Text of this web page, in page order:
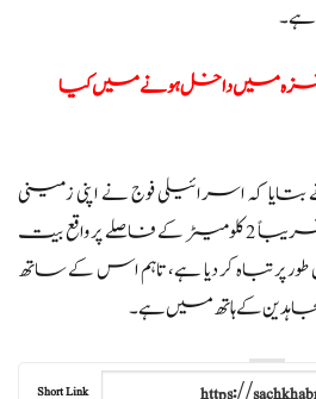
ہے۔
کو غزہ میں داخل ہونے میں کیا
بتایا کہ اسرائیلی فوج نے اپنی زمینی
کاروائیوں کے لیے شہر سے تقریباً 2 کلومیٹر کے فاصلے پر واقع بیت
پر تباہ کر دیا ہے، تاہم اس کے ساتھ
مجاہدین کے ہاتھ میں ہے۔
Short Link